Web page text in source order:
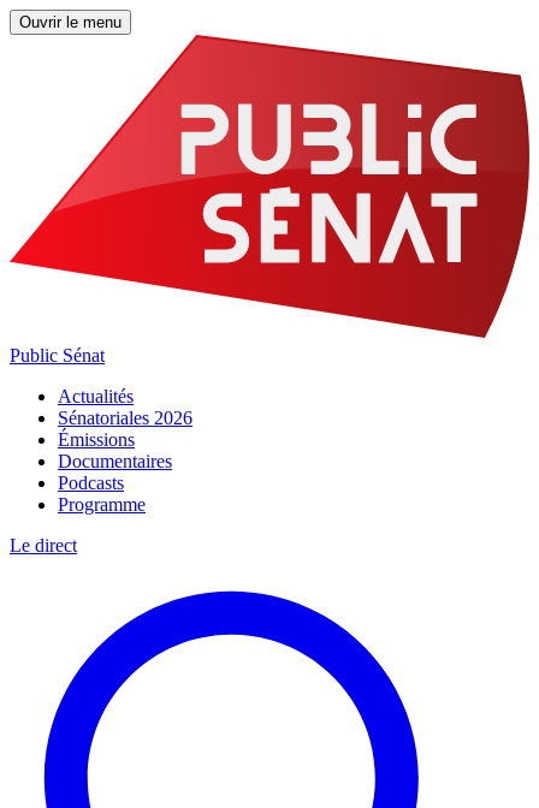
Ouvrir le menu
Public Sénat
Actualités
Sénatoriales 2026
Émissions
Documentaires
Podcasts
Programme
Le direct